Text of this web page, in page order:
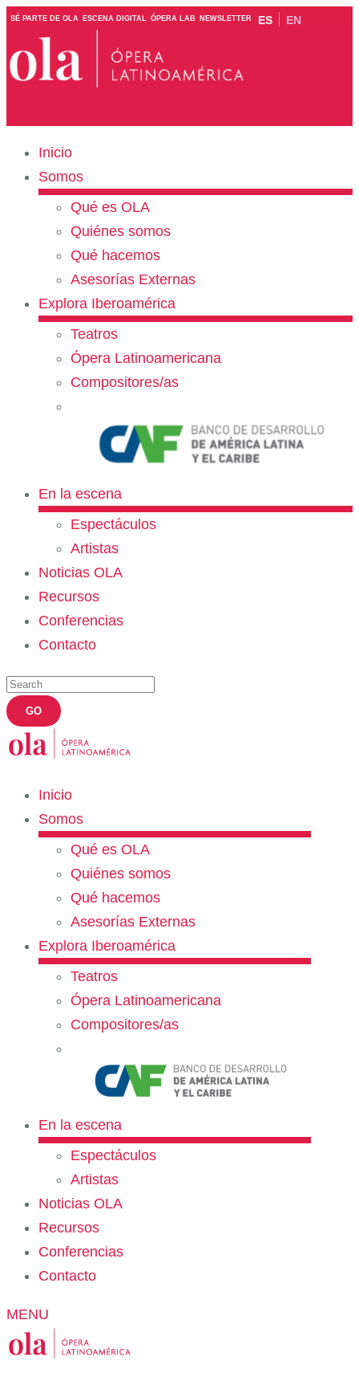
SÉ PARTE DE OLA ESCENA DIGITAL ÓPERA LAB NEWSLETTER ES EN
Inicio
Somos
Qué es OLA
Quiénes somos
Qué hacemos
Asesorías Externas
Explora Iberoamérica
Teatros
Ópera Latinoamericana
Compositores/as
En la escena
Espectáculos
Artistas
Noticias OLA
Recursos
Conferencias
Contacto
Inicio
Somos
Qué es OLA
Quiénes somos
Qué hacemos
Asesorías Externas
Explora Iberoamérica
Teatros
Ópera Latinoamericana
Compositores/as
En la escena
Espectáculos
Artistas
Noticias OLA
Recursos
Conferencias
Contacto
MENU